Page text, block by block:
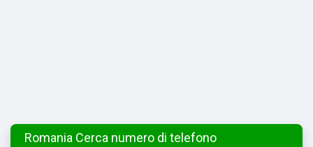
Romania Cerca numero di telefono